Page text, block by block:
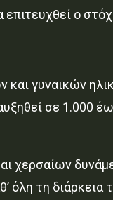
ο
γυναικών
σε 1.000
χερσαίων
όλη τη διάρκεια